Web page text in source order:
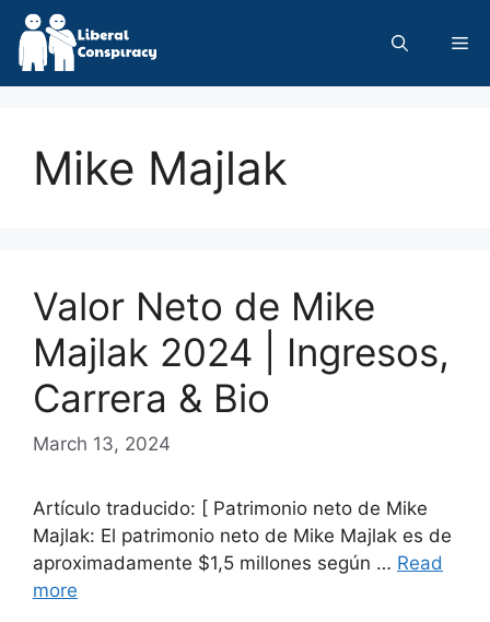
Skip
content
Mike Majlak
Valor Neto de Mike
Majlak 2024 | Ingresos,
Carrera & Bio
March 13, 2024
Artículo traducido: [ Patrimonio neto de Mike
Majlak: El patrimonio neto de Mike Majlak es de
aproximadamente $1,5 millones según … Read
more